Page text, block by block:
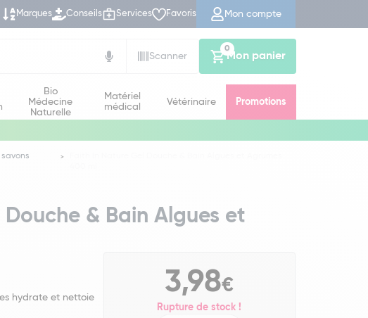
Marques Conseils Services Favoris Mon compte
Scanner
Mon panier
0
Bio
Médecine
Naturelle
Matériel
médical
Vétérinaire Promotions
& Bain Algues et
hydrate et nettoie
3,98€
Rupture de stock !